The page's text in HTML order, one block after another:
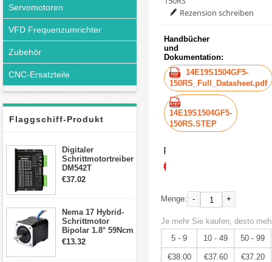
Servomotoren
VFD Frequenzumrichter
Zubehör
CNC-Ersatzteile
Flaggschiff-Produkt
Digitaler
Schrittmotortreiber
DM542T
Schrittmotor
Schrittmotor
€37.02
Nema 17 Hybrid-
Schrittmotor
Bipolar 1.8° 59Ncm
2A 4 Drähte mit 1m
€13.32
Rezension schreiben
Handbücher
und
Dokumentation:
14E19S1504GF5-
150RS_Full_Datasheet.pdf
14E19S1504GF5-
150RS.STEP
Preis:
€40.00
Menge: - +
Je mehr Sie kaufen, desto
5 - 9
10 - 49 50 - 99
€38.00 €37.60 €37.20